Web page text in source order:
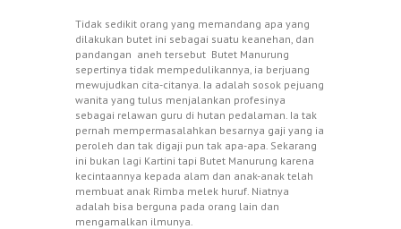
Tidak sedikit orang yang memandang apa yang
dilakukan butet ini sebagai suatu keanehan, dan
pandangan aneh tersebut Butet Manurung
sepertinya tidak mempedulikannya, ia berjuang
mewujudkan cita-citanya. Ia adalah sosok pejuang
wanita yang tulus menjalankan profesinya
sebagai relawan guru di hutan pedalaman. Ia tak
pernah mempermasalahkan besarnya gaji yang ia
peroleh dan tak digaji pun tak apa-apa. Sekarang
ini bukan lagi Kartini tapi Butet Manurung karena
kecintaannya kepada alam dan anak-anak telah
membuat anak Rimba melek huruf. Niatnya
adalah bisa berguna pada orang lain dan
mengamalkan ilmunya.